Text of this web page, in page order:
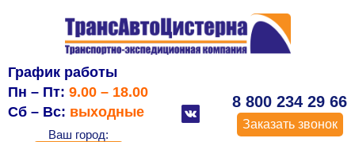
График работы
Пн – Пт: 9.00 – 18.00
Сб – Вс: выходные
Ваш город:
8 800 234 29 66
Заказать звонок